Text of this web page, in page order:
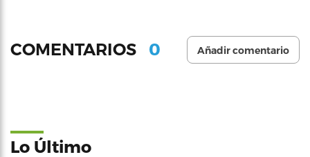
COMENTARIOS 0 Añadir comentario
Lo Último